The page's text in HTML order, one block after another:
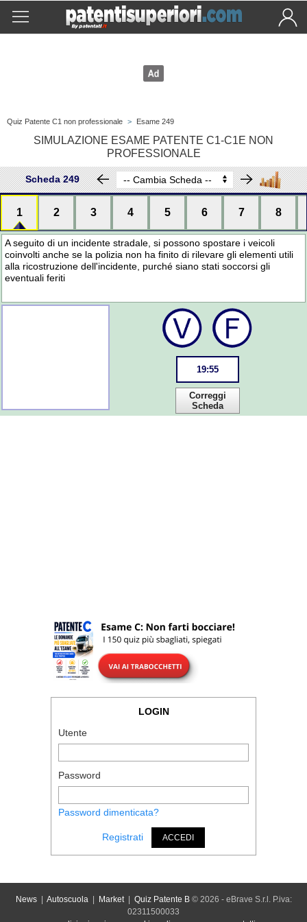
Quiz Patente C1 non professionale > Esame 249
SIMULAZIONE ESAME PATENTE C1-C1E NON
PROFESSIONALE
Scheda 249
1 2 3 4 5 6 7 8
A seguito di un incidente stradale, si possono spostare i veicoli
coinvolti anche se la polizia non ha finito di rilevare gli elementi utili
alla ricostruzione dell'incidente, purché siano stati soccorsi gli
eventuali feriti
19:55
Correggi
Scheda
LOGIN
Utente
Password
Password dimenticata?
Registrati ACCEDI
News| Autoscuola| Market| Quiz Patente B© 2026 - eBrave S.r.l. P.iva:
02311500033